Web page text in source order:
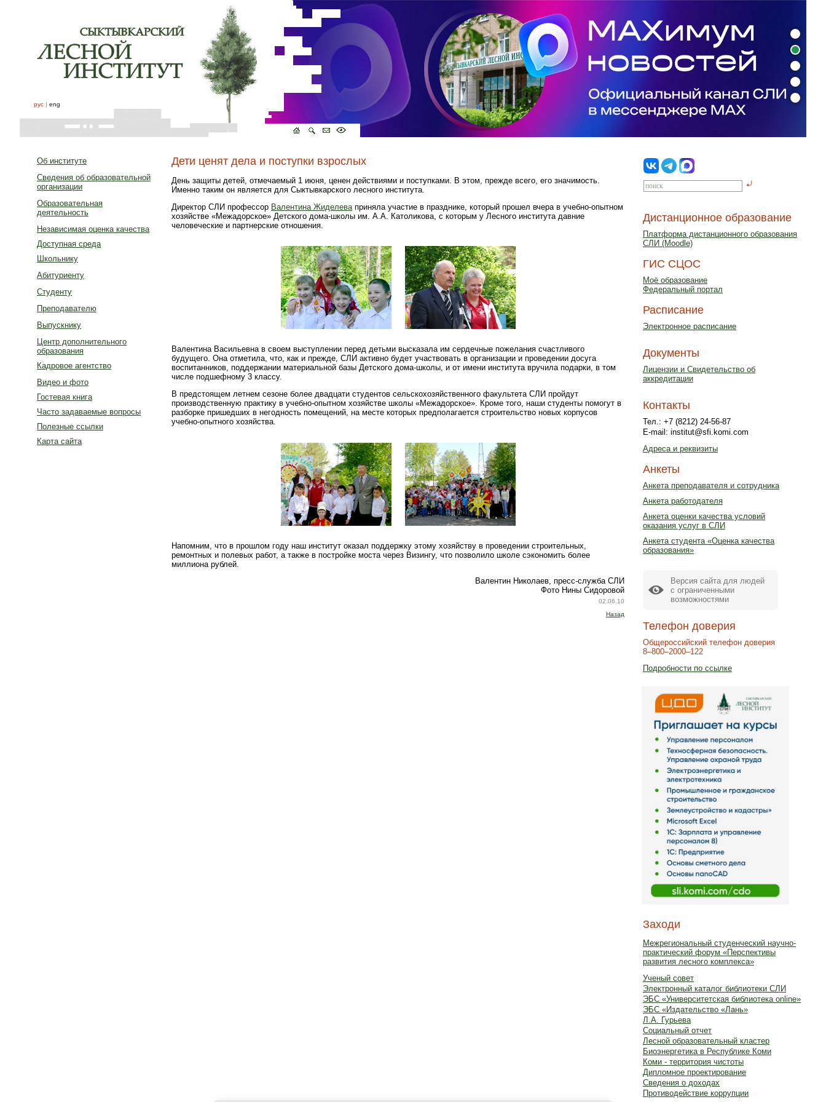
рус | eng
Об институте
Сведения об образовательной
организации
Образовательная
деятельность
Независимая оценка качества
Доступная среда
Школьнику
Абитуриенту
Студенту
Преподавателю
Выпускнику
Центр дополнительного
образования
Кадровое агентство
Видео и фото
Гостевая книга
Часто задаваемые вопросы
Полезные ссылки
Карта сайта
Дети ценят дела и поступки взрослых
День защиты детей, отмечаемый 1 июня, ценен действиями и поступками. В этом, прежде всего, его значимость.
Именно таким он является для Сыктывкарского лесного института.
Директор СЛИ профессор Валентина Жиделева приняла участие в празднике, который прошел вчера в учебно-опытном
хозяйстве «Межадорское» Детского дома-школы им. А.А. Католикова, с которым у Лесного института давние
человеческие и партнерские отношения.
Валентина Васильевна в своем выступлении перед детьми высказала им сердечные пожелания счастливого
будущего. Она отметила, что, как и прежде, СЛИ активно будет участвовать в организации и проведении досуга
воспитанников, поддержании материальной базы Детского дома-школы, и от имени института вручила подарки, в том
числе подшефному 3 классу.
В предстоящем летнем сезоне более двадцати студентов сельскохозяйственного факультета СЛИ пройдут
производственную практику в учебно-опытном хозяйстве школы «Межадорское». Кроме того, наши студенты помогут в
разборке пришедших в негодность помещений, на месте которых предполагается строительство новых корпусов
учебно-опытного хозяйства.
Напомним, что в прошлом году наш институт оказал поддержку этому хозяйству в проведении строительных,
ремонтных и полевых работ, а также в постройке моста через Визингу, что позволило школе сэкономить более
миллиона рублей.
Валентин Николаев, пресс-служба СЛИ
Фото Нины Сидоровой
02.06.10
Назад
Дистанционное образование
Платформа дистанционного образования
СЛИ (Moodle)
ГИС СЦОС
Моё образование
Федеральный портал
Расписание
Электронное расписание
Документы
Лицензии и Свидетельство об
аккредитации
Контакты
Тел.: +7 (8212) 24-56-87
E-mail: institut@sfi.komi.com
Адреса и реквизиты
Анкеты
Анкета преподавателя и сотрудника
Анкета работодателя
Анкета оценки качества условий
оказания услуг в СЛИ
Анкета студента «Оценка качества
образования»
Версия сайта для людей
с ограниченными
возможностями
Телефон доверия
Общероссийский телефон доверия
8–800–2000–122
Подробности по ссылке
Заходи
Межрегиональный студенческий научно-
практический форум «Перспективы
развития лесного комплекса»
Ученый совет
Электронный каталог библиотеки СЛИ
ЭБС «Университетская библиотека online»
ЭБС «Издательство «Лань»
Л.А. Гурьева
Социальный отчет
Лесной образовательный кластер
Биоэнергетика в Республике Коми
Коми - территория чистоты
Дипломное проектирование
Сведения о доходах
Противодействие коррупции